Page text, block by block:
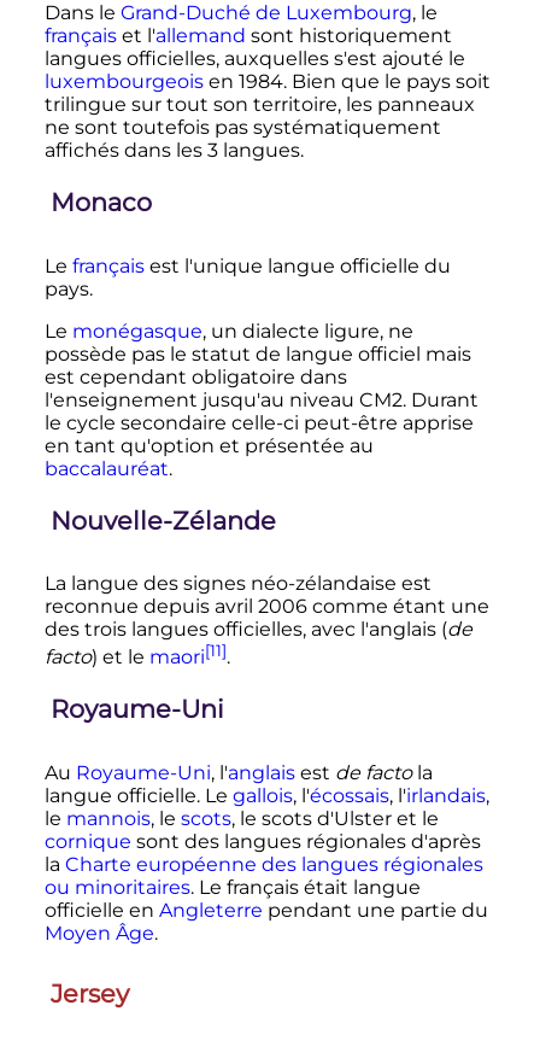
Dans le Grand-Duché de Luxembourg, le
françaiset l'allemand sont historiquement
langues officielles, auxquelles s'est ajouté le
luxembourgeoisen 1984. Bien que le pays soit
trilingue sur tout son territoire, les panneaux
ne sont toutefois pas systématiquement
affichés dans les 3 langues.
Monaco
Le françaisest l'unique langue officielle du
pays.
Le monégasque, un dialecte ligure, ne
possède pas le statut de langue officiel mais
est cependant obligatoire dans
l'enseignement jusqu'au niveau CM2. Durant
le cycle secondaire celle-ci peut-être apprise
en tant qu'option et présentée au
baccalauréat.
Nouvelle-Zélande
La langue des signes néo-zélandaise est
reconnue depuis avril 2006comme étant une
des trois langues officielles, avec l'anglais (de
facto) et le maori[11].
Royaume-Uni
Au Royaume-Uni, l'anglaisest de factola
langue officielle. Le gallois, l'écossais, l'irlandais,
le mannois, le scots, le scots d'Ulster et le
cornique sont des langues régionales d'après
la Charte européenne des langues régionales
ou minoritaires. Le français était langue
officielle en Angleterre pendant une partie du
Moyen Âge.
Jersey